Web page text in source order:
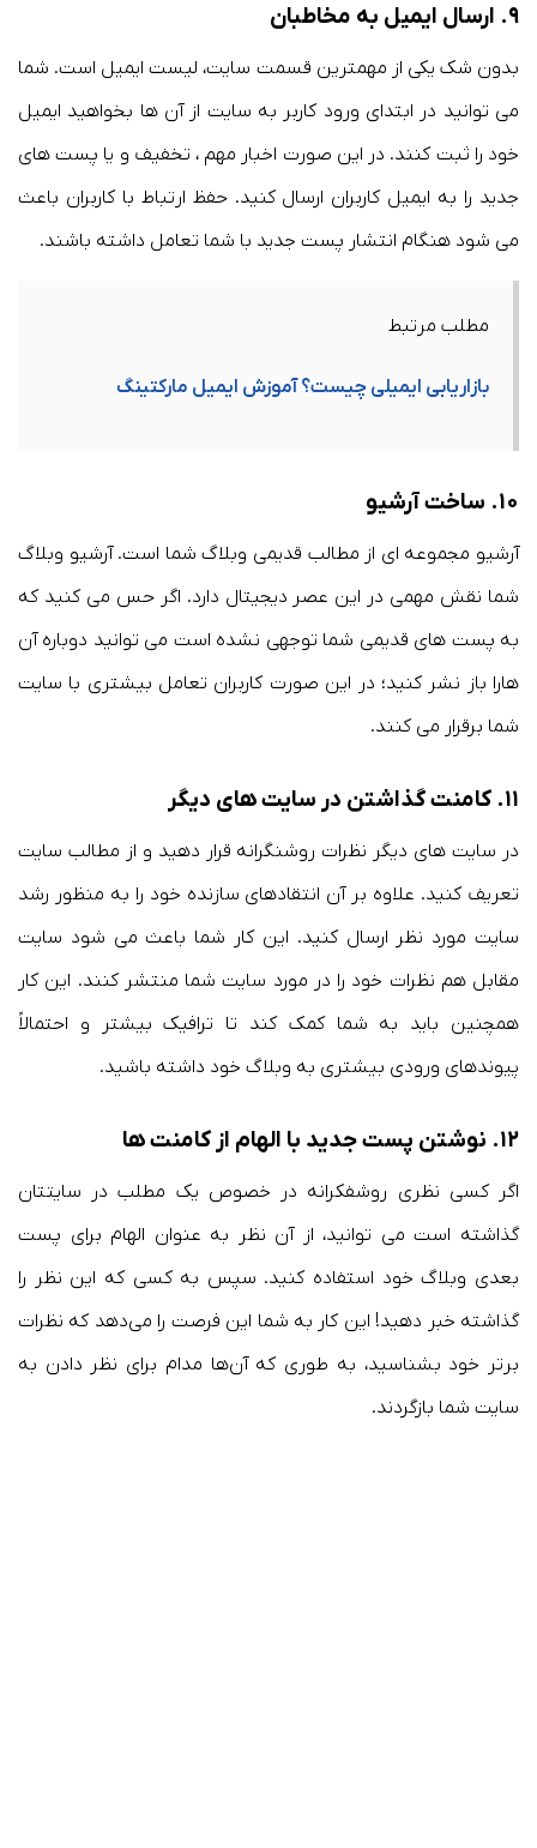
۹. ارسال ایمیل به مخاطبان
بدون شک یکی از مهمترین قسمت سایت، لیست ایمیل است. شما
می توانید در ابتدای ورود کاربر به سایت از آن ها بخواهید ایمیل
خود را ثبت کنند. در این صورت اخبار مهم ، تخفیف و یا پست های
جدید را به ایمیل کاربران ارسال کنید. حفظ ارتباط با کاربران باعث
می شود هنگام انتشار پست جدید با شما تعامل داشته باشند.
مطلب مرتبط
بازاریابی ایمیلی چیست؟ آموزش ایمیل مارکتینگ
۱۰. ساخت آرشیو
آرشیو مجموعه ای از مطالب قدیمی وبلاگ شما است. آرشیو وبلاگ
شما نقش مهمی در این عصر دیجیتال دارد. اگر حس می کنید که
به پست های قدیمی شما توجهی نشده است می توانید دوباره آن
هارا باز نشر کنید؛ در این صورت کاربران تعامل بیشتری با سایت
شما برقرار می کنند.
۱۱. کامنت گذاشتن در سایت های دیگر
در سایت های دیگر نظرات روشنگرانه قرار دهید و از مطالب سایت
تعریف کنید. علاوه بر آن انتقادهای سازنده خود را به منظور رشد
سایت مورد نظر ارسال کنید. این کار شما باعث می شود سایت
مقابل هم نظرات خود را در مورد سایت شما منتشر کنند. این کار
همچنین باید به شما کمک کند تا ترافیک بیشتر و احتمالاً
پیوندهای ورودی بیشتری به وبلاگ خود داشته باشید.
۱۲. نوشتن پست جدید با الهام از کامنت ها
اگر کسی نظری روشفکرانه در خصوص یک مطلب در سایتتان
گذاشته است می توانید، از آن نظر به عنوان الهام برای پست
بعدی وبلاگ خود استفاده کنید. سپس به کسی که این نظر را
گذاشته خبر دهید! این کار به شما این فرصت را می‌دهد که نظرات
برتر خود بشناسید، به طوری که آن‌ها مدام برای نظر دادن به
سایت شما بازگردند.